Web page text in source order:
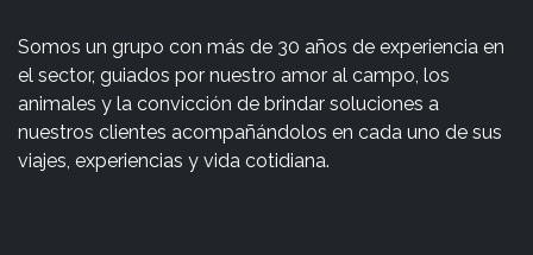
Somos un grupo con más de 30 años de experiencia en
el sector, guiados por nuestro amor al campo, los
animales y la convicción de brindar soluciones a
nuestros clientes acompañándolos en cada uno de sus
viajes, experiencias y vida cotidiana.